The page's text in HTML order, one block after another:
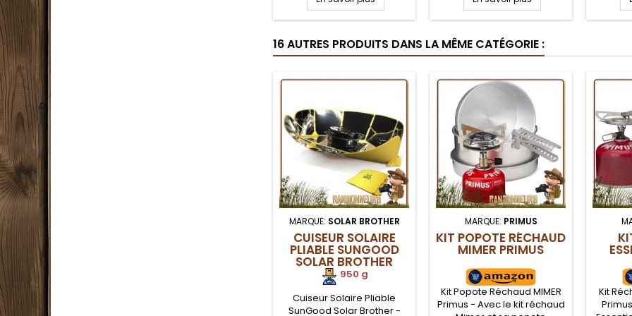
et d'isobutane, mélange
polyvalent qui offre un très
printemps à l'automne,
avec assez de pression
négative
et d'isobutane, mélange
polyvalent qui offre un très
printemps à l'automne,
avec assez de pression
négative
et
votre
même
16 AUTRES PRODUITS DANS LA MÊME CATÉGORIE :
MARQUE: SOLAR BROTHER
CUISEUR SOLAIRE
PLIABLE SUNGOOD
SOLAR BROTHER
950 g
Cuiseur Solaire Pliable
SunGood Solar Brother -
MARQUE: PRIMUS
KIT POPOTE RÉCHAUD
MIMER PRIMUS
Kit Popote Réchaud MIMER
Primus - Avec le kit réchaud
Kit